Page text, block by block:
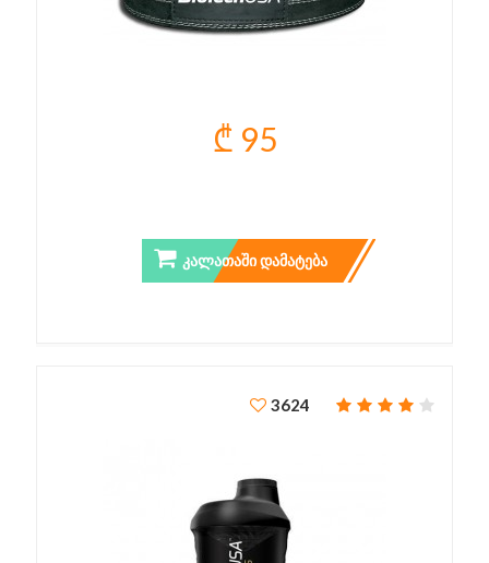
₾ 95
ᲙᲐᲚᲐᲗᲐᲨᲘ ᲓᲐᲛᲐᲢᲔᲑᲐ
3624